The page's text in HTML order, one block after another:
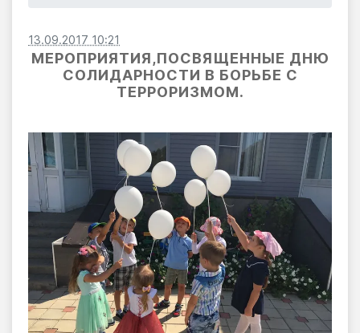
13.09.2017 10:21
МЕРОПРИЯТИЯ,ПОСВЯЩЕННЫЕ ДНЮ
СОЛИДАРНОСТИ В БОРЬБЕ С
ТЕРРОРИЗМОМ.